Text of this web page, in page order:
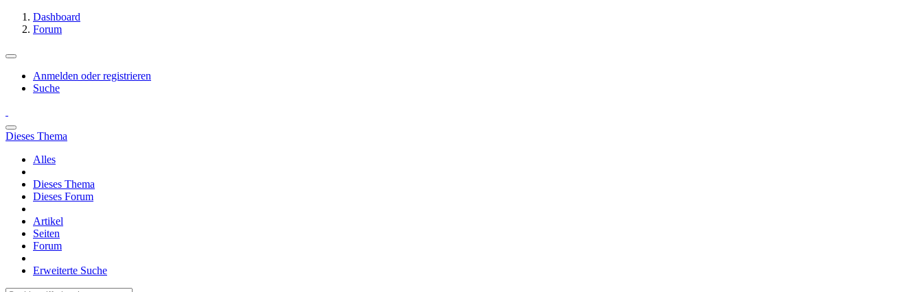
Dashboard
Forum
Anmelden oder registrieren
Suche
Dieses Thema
Alles
Dieses Thema
Dieses Forum
Artikel
Seiten
Forum
Erweiterte Suche